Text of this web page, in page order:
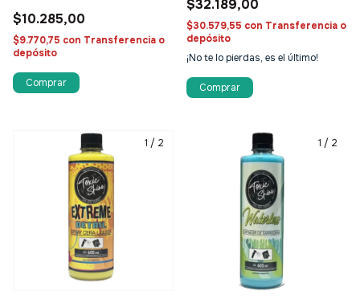
$10.285,00
$9.770,75 con Transferencia o
depósito
$32.189,00
$30.579,55 con Transferencia o
depósito
¡No te lo pierdas, es el último!
1 / 2 1 / 2